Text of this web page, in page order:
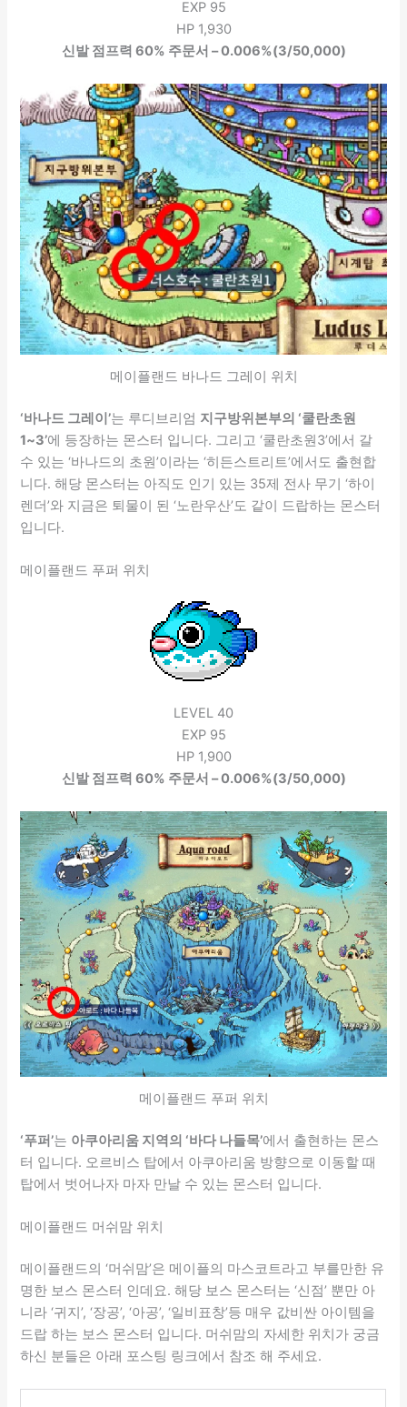
EXP 95
HP 1,930
신발 점프력 60% 주문서 – 0.006%(3/50,000)
메이플랜드 바나드 그레이 위치
‘바나드 그레이’는 루디브리엄 지구방위본부의 ‘쿨란초원
1~3’에 등장하는 몬스터 입니다. 그리고 ‘쿨란초원3’에서 갈
수 있는 ‘바나드의 초원’이라는 ‘히든스트리트’에서도 출현합
니다. 해당 몬스터는 아직도 인기 있는 35제 전사 무기 ‘하이
렌더’와 지금은 퇴물이 된 ‘노란우산’도 같이 드랍하는 몬스터
입니다.
메이플랜드 푸퍼 위치
LEVEL 40
EXP 95
HP 1,900
신발 점프력 60% 주문서 – 0.006%(3/50,000)
메이플랜드 푸퍼 위치
‘푸퍼’는 아쿠아리움 지역의 ‘바다 나들목’에서 출현하는 몬스
터 입니다. 오르비스 탑에서 아쿠아리움 방향으로 이동할 때
탑에서 벗어나자 마자 만날 수 있는 몬스터 입니다.
메이플랜드 머쉬맘 위치
메이플랜드의 ‘머쉬맘’은 메이플의 마스코트라고 부를만한 유
명한 보스 몬스터 인데요. 해당 보스 몬스터는 ‘신점’ 뿐만 아
니라 ‘귀지’, ‘장공’, ‘아공’, ‘일비표창’등 매우 값비싼 아이템을
드랍 하는 보스 몬스터 입니다. 머쉬맘의 자세한 위치가 궁금
하신 분들은 아래 포스팅 링크에서 참조 해 주세요.